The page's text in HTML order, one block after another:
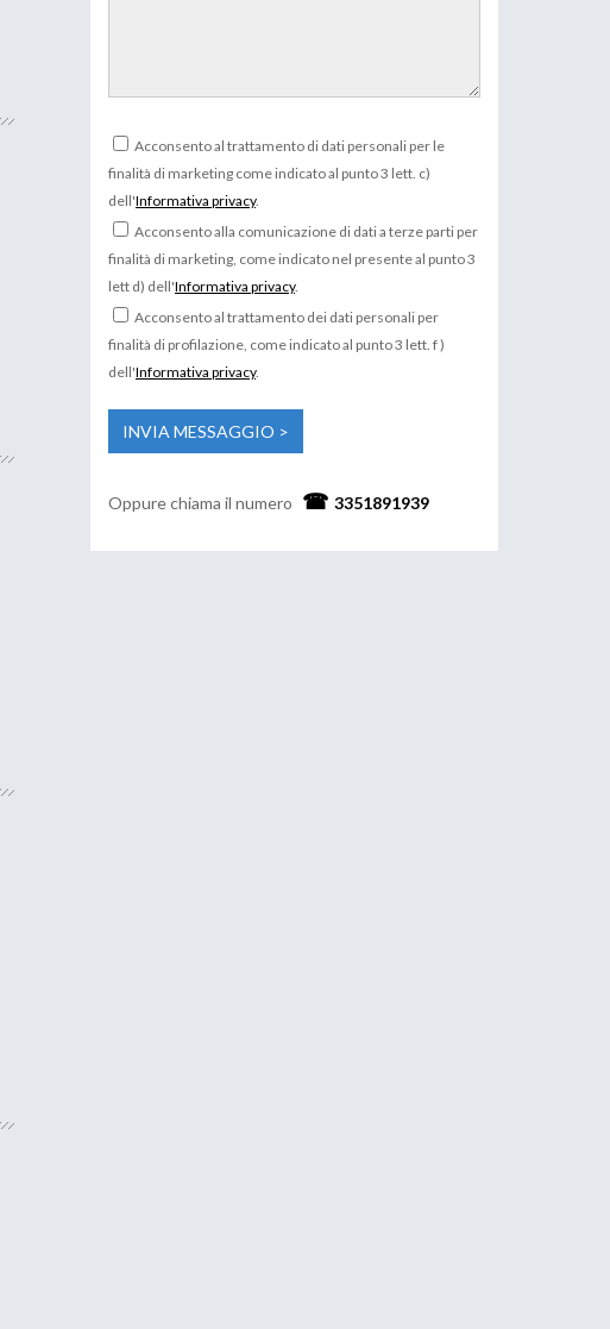
Acconsento al trattamento di dati personali per le
finalità di marketing come indicato al punto 3 lett. c)
dell'Informativa privacy.
Acconsento alla comunicazione di dati a terze parti per
finalità di marketing, come indicato nel presente al punto 3
lett d) dell'Informativa privacy.
Acconsento al trattamento dei dati personali per
finalità di profilazione, come indicato al punto 3 lett. f )
dell'Informativa privacy.
Oppure chiama il numero 3351891939